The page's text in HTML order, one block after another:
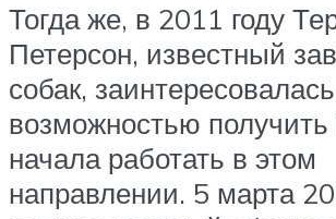
Тогда же, в 2011 году
Петерсон, известный
собак, заинтересовалась
возможностью получить
начала работать в этом
направлении. 5 марта